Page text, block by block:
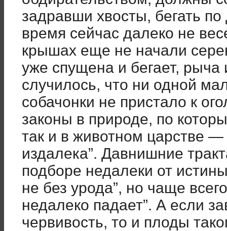
задравши хвосты, бегать
время сейчас далеко не
крышах еще не начали
уже спущена и бегает, рыча
случилось, что ни одной
собачонки не пристало к
законы в природе, по
так и в животном царстве
издалека”. Давнишние
подборе недалеки от
не без урода”, но чаще
недалеко падает”. А если
червивость, то и плоды